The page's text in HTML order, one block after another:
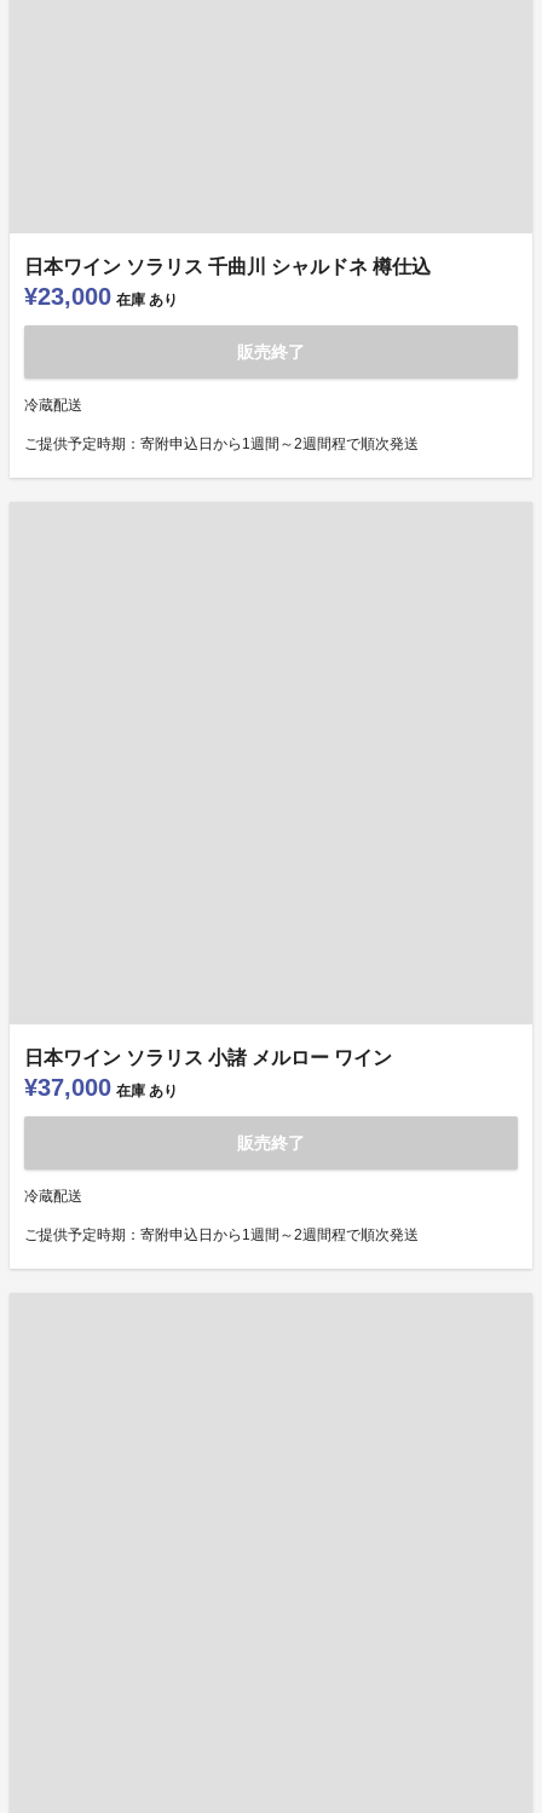
日本ワイン ソラリス 千曲川 シャルドネ 樽仕込
¥23,000 在庫 あり
販売終了
冷蔵配送
ご提供予定時期：寄附申込日から1週間～2週間程で順次発送
日本ワイン ソラリス 小諸 メルロー ワイン
¥37,000 在庫 あり
販売終了
冷蔵配送
ご提供予定時期：寄附申込日から1週間～2週間程で順次発送